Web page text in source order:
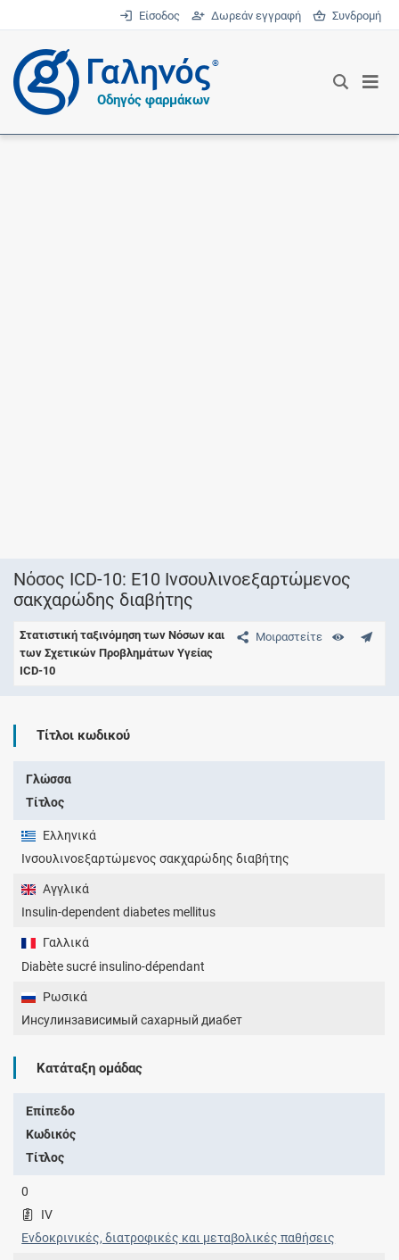
Είσοδος Δωρεάν εγγραφή Συνδρομή
®
Οδηγός φαρμάκων
Νόσος ICD-10: E10 Ινσουλινοεξαρτώμενος
σακχαρώδης διαβήτης
Μοιραστείτε
Στατιστική ταξινόμηση των Νόσων και
των Σχετικών Προβλημάτων Υγείας
ICD-10
Τίτλοι κωδικού
Γλώσσα
Τίτλος
Ελληνικά
Ινσουλινοεξαρτώμενος σακχαρώδης διαβήτης
Αγγλικά
Insulin-dependent diabetes mellitus
Γαλλικά
Diabète sucré insulino-dépendant
Ρωσικά
Инсулинзависимый сахарный диабет
Κατάταξη ομάδας
Επίπεδο
Κωδικός
Τίτλος
0
IV
Ενδοκρινικές, διατροφικές και μεταβολικές παθήσεις